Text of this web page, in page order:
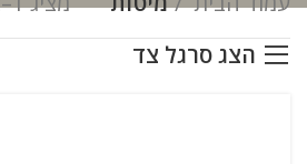
הצג סרגל צד